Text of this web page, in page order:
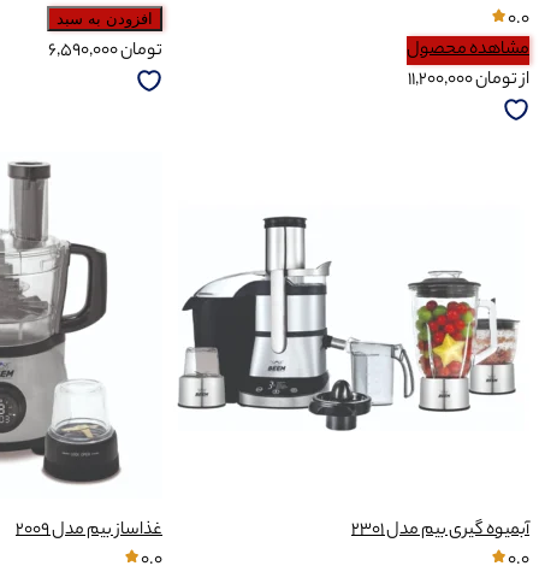
0.0
مشاهده محصول
ازتومان
افزودن به سبد
تومان
آبمیوه گیری بیم مدل 2301
غذاساز بیم مدل 2009